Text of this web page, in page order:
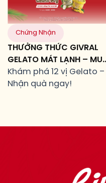
Chứng Nhận
THƯỞNG THỨC GIVRAL
GELATO MÁT LẠNH –
LÀ TẶNG!
Khám phá 12 vị Gelato –
Nhận quà ngay!